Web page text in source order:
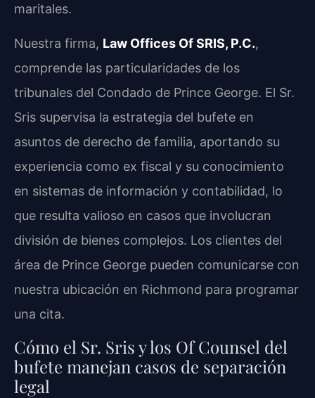
maritales.
Nuestra firma, Law Offices Of SRIS, P.C.,
comprende las particularidades de los
tribunales del Condado de Prince George. El Sr.
Sris supervisa la estrategia del bufete en
asuntos de derecho de familia, aportando su
experiencia como ex fiscal y su conocimiento
en sistemas de información y contabilidad, lo
que resulta valioso en casos que involucran
división de bienes complejos. Los clientes del
área de Prince George pueden comunicarse con
nuestra ubicación en Richmond para programar
una cita.
Cómo el Sr. Sris y los Of Counsel del
bufete manejan casos de separación
legal